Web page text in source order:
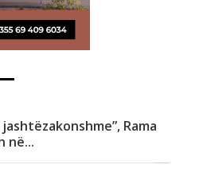
Rama
në...